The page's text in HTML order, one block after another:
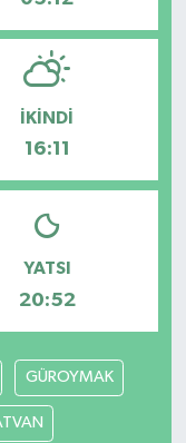
İKINDI
16:11
YATSI
20:52
GÜROYMAK